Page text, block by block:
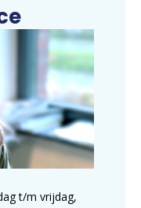
t/m vrijdag,